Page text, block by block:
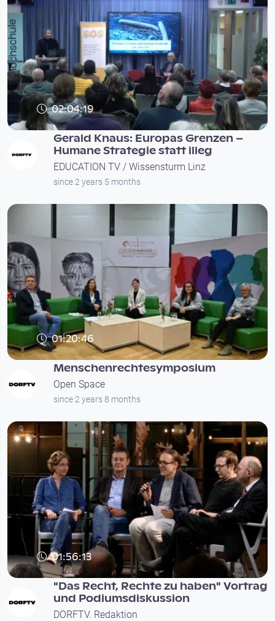
02:04:19
Gerald Knaus: Europas Grenzen –
Humane Strategie statt illeg
EDUCATION TV / Wissensturm Linz
since 2 years 5 months
01:20:46
Menschenrechtesymposium
Open Space
since 2 years 8 months
01:56:13
"Das Recht, Rechte zu haben" Vortrag
und Podiumsdiskussion
DORFTV. Redaktion